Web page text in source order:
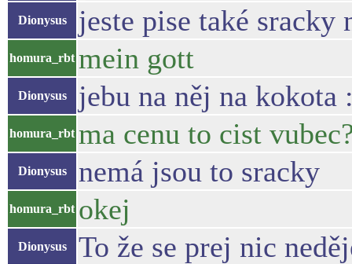
Dionysus jeste pise také sracky
homura_rbt mein gott
Dionysus jebu na něj na kokota
homura_rbt ma cenu to cist
Dionysus nemá jsou to sracky
homura_rbt okej
Dionysus To že se prej nic